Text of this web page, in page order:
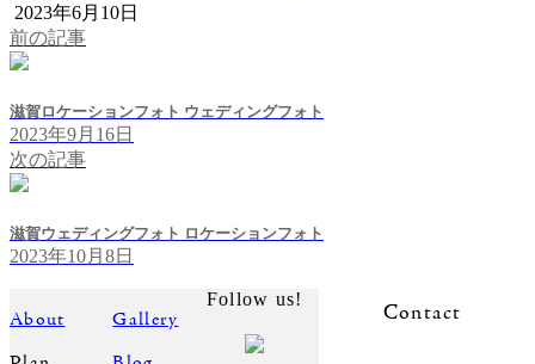
2023年6月10日
前の記事
滋賀ロケーションフォト ウェディングフォト
2023年9月16日
次の記事
滋賀ウェディングフォト ロケーションフォト
2023年10月8日
About
Gallery
Follow us!
Contact